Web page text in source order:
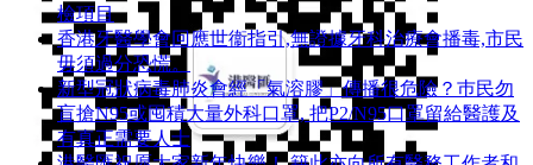
檢項目
香港牙醫學會回應世衞指引,無證據牙科治療會播毒,市民
毋須過分恐慌。
新型冠狀病毒肺炎會經「氣溶膠」傳播很危險？巿民勿
盲搶N95或囤積大量外科口罩, 把P​2/N95口罩留給醫護及
有真正需要人士